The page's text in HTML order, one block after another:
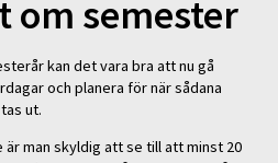
om semester
kan det vara bra att nu gå
och planera för när sådana
ut.
man skyldig att se till att minst 20